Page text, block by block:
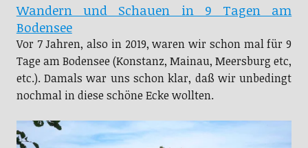
Wandern und Schauen in 9 Tagen am
Bodensee
Vor 7 Jahren, also in 2019, waren wir schon mal für 9
Tage am Bodensee (Konstanz, Mainau, Meersburg etc,
etc.). Damals war uns schon klar, daß wir unbedingt
nochmal in diese schöne Ecke wollten.